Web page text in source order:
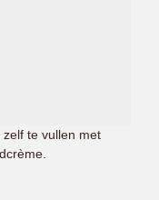
te vullen met